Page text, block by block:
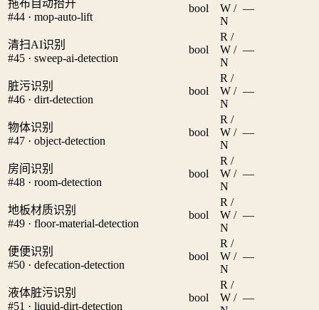
拖布自动抬升
#44 · mop-auto-lift
bool
W /
N
—
清扫AI识别
#45 · sweep-ai-detection
bool
R /
W /
N
—
脏污识别
#46 · dirt-detection
bool
R /
W /
N
—
物体识别
#47 · object-detection
bool
R /
W /
N
—
房间识别
#48 · room-detection
bool
R /
W /
N
—
地板材质识别
#49 · floor-material-detection
bool
R /
W /
N
—
便便识别
#50 · defecation-detection
bool
R /
W /
N
—
液体脏污识别
#51 · liquid-dirt-detection
bool
R /
W / —